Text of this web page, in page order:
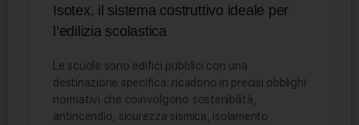
Isotex, il sistema costruttivo ideale per
l’edilizia scolastica
Le scuole sono edifici pubblici con una
destinazione specifica: ricadono in precisi obblighi
normativi che coinvolgono sostenibilità,
antincendio, sicurezza sismica, isolamento